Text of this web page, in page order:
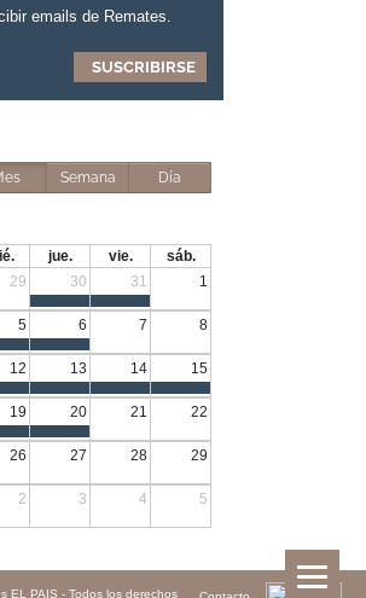
emails de Remates.
Semana Día
jue. vie.
sáb.
29 30 31 1
5 6 7 8
12 13 14 15
19 20 21 22
26 27 28 29
2 3 4 5
EL PAIS - Todos los derechos